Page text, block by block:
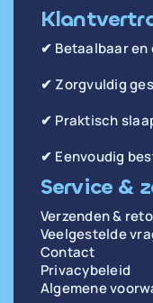
✔ Betaalbaar
✔ Zorgvuldig
✔ Praktisch
✔ Eenvoudig
Service &
Verzenden &
Veelgestelde
Contact
Privacybeleid
Algemene